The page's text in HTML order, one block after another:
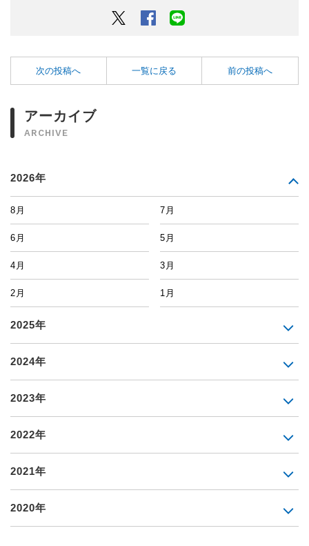
Twitter Facebook
次の投稿へ 一覧に戻る 前の投稿へ
アーカイブ
ARCHIVE
2026年
8月 7月
6月 5月
4月 3月
2月 1月
2025年
2024年
2023年
2022年
2021年
2020年